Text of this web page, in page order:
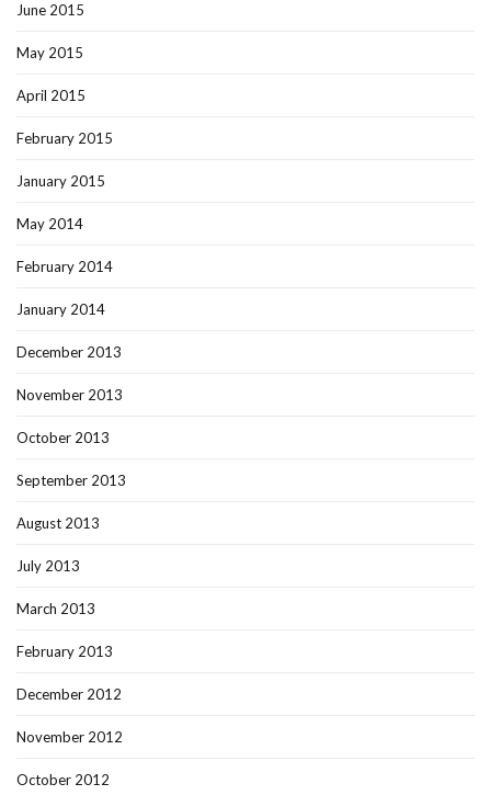
June 2015
May 2015
April 2015
February 2015
January 2015
May 2014
February 2014
January 2014
December 2013
November 2013
October 2013
September 2013
August 2013
July 2013
March 2013
February 2013
December 2012
November 2012
October 2012